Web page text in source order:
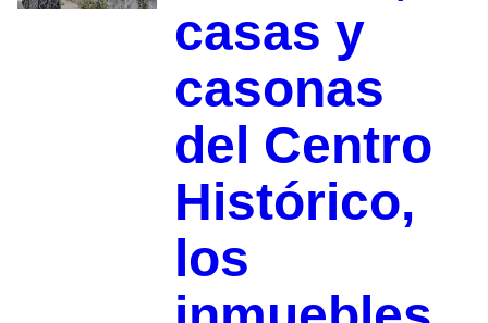
casas y
casonas
del Centro
Histórico,
los